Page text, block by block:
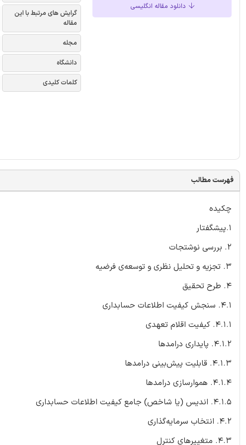
دانلود مقاله انگلیسی
گرایش های مرتبط با این
مقاله
مجله
دانشگاه
کلمات کلیدی
فهرست مطالب
چکیده
1.پیشگفتار
2. بررسی نوشتجات
3. تجزیه و تحلیل نظری و توسعه‌ی فرضیه
4. طرح تحقیق
4.1. سنجش کیفیت اطلاعات حسابداری
4.1.1. کیفیت اقلام تعهدی
4.1.2. پایداری درامدها
4.1.3. قابلیت پیش‌بینی درامدها
4.1.4. هموارسازی درامدها
4.1.5. اندیس (یا شاخص) جامع کیفیت اطلاعات حسابداری
4.2. انتخاب سرمایه‌گذاری
4.3. متغییرهای کنترل